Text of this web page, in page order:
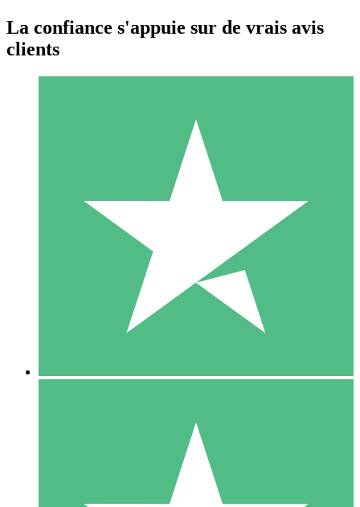
Packs de Crédits Individuels
Payez à l'utilisation avec des crédits de téléchargement. Sans
1 Téléchargement
10 00
10 Téléchargements
20 00
La confiance s'appuie sur de vrais avis
clients